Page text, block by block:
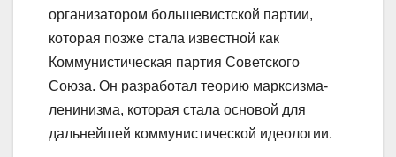
организатором большевистской партии,
которая позже стала известной как
Коммунистическая партия Советского
Союза. Он разработал теорию марксизма-
ленинизма, которая стала основой для
дальнейшей коммунистической идеологии.